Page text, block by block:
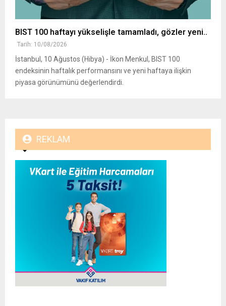
BIST 100 haftayı yükselişle tamamladı, gözler yeni..
Tarih: 10/08/2026
İstanbul, 10 Ağustos (Hibya) - İkon Menkul, BIST 100
endeksinin haftalık performansını ve yeni haftaya ilişkin
piyasa görünümünü değerlendirdi.
REKLAM